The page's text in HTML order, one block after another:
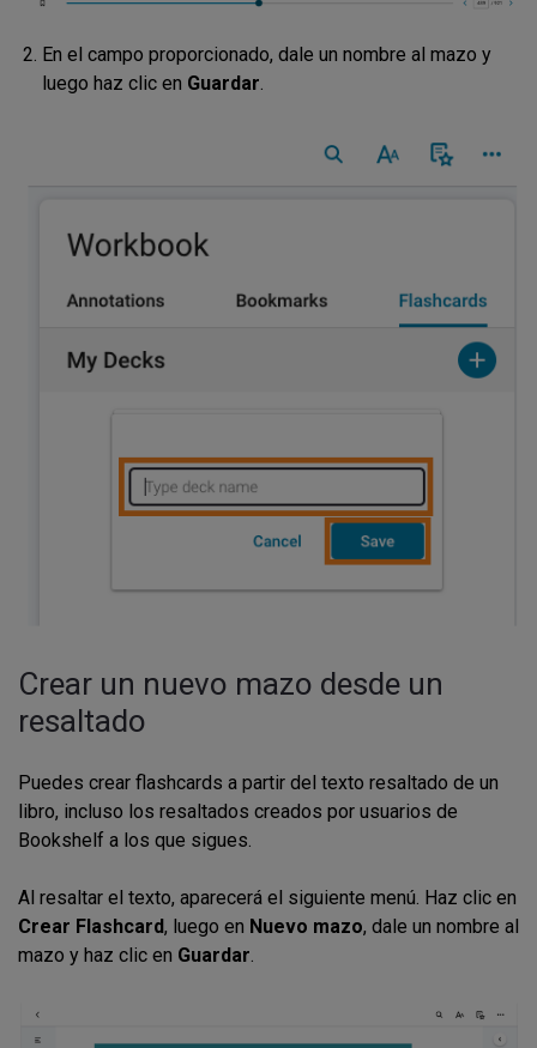
En el campo proporcionado, dale un nombre al mazo y
luego haz clic en Guardar.
Crear un nuevo mazo desde un
resaltado
Puedes crear flashcards a partir del texto resaltado de un
libro, incluso los resaltados creados por usuarios de
Bookshelf a los que sigues.
Al resaltar el texto, aparecerá el siguiente menú. Haz clic en
Crear Flashcard, luego en Nuevo mazo, dale un nombre al
mazo y haz clic en Guardar